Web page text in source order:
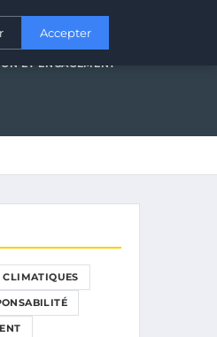
ET ENGAGEMENT
ET ENGAGEMENT
CLIMATIQUES
Accepter